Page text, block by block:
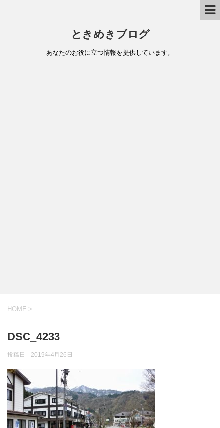
ときめきブログ
あなたのお役に立つ情報を提供しています。
HOME >
DSC_4233
投稿日： 2019年4月26日